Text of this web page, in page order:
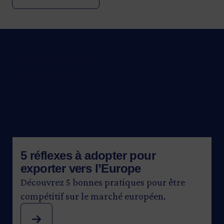
5 réflexes à adopter pour
exporter vers l’Europe
Découvrez 5 bonnes pratiques pour être
compétitif sur le marché européen.